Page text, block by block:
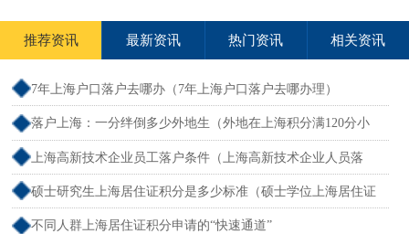
推荐资讯 最新资讯 热门资讯 相关资讯
7年上海户口落户去哪办（7年上海户口落户去哪办理）
落户上海：一分绊倒多少外地生（外地在上海积分满120分小
孩可以考上海大学吗）
上海高新技术企业员工落户条件（上海高新技术企业人员落
户）
硕士研究生上海居住证积分是多少标准（硕士学位上海居住证
积分）
不同人群上海居住证积分申请的“快速通道”